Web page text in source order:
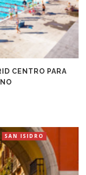
CENTRO PARA
SAN ISIDRO